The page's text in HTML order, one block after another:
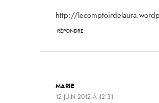
http://
RÉPONDRE
MARIE
12 JUIN 2012 À 12:31